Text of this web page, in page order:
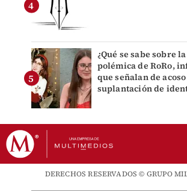
¿Qué se sabe sobre
polémica de RoRo,
que señalan de
suplantación de
DERECHOS RESERVADOS © GRUPO